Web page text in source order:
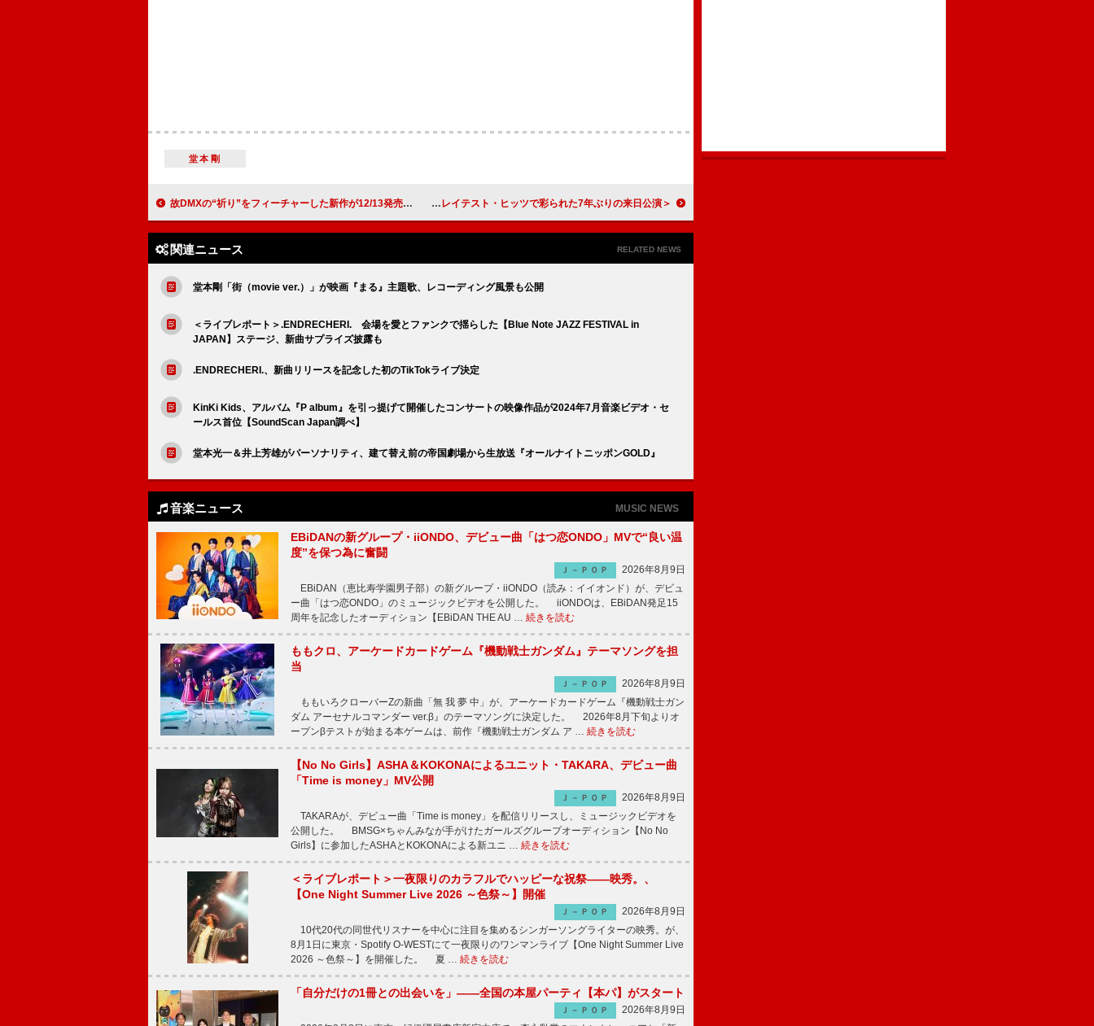
堂本剛
故DMXの“祈り”をフィーチャーした新作が12/13発売 キラー・マイク／スヌープ・ドッグらがゲスト参加 ＜ライブレポート＞ジャーニー、グレイテスト・ヒッツで彩られた7年ぶりの来日公演
関連ニュース RELATED NEWS
堂本剛「街（movie ver.）」が映画『まる』主題歌、レコーディング風景も公開
＜ライブレポート＞.ENDRECHERI. 会場を愛とファンクで揺らした【Blue Note JAZZ FESTIVAL in
JAPAN】ステージ、新曲サプライズ披露も
.ENDRECHERI.、新曲リリースを記念した初のTikTokライブ決定
KinKi Kids、アルバム『P album』を引っ提げて開催したコンサートの映像作品が2024年7月音楽ビデオ・セ
ールス首位【SoundScan Japan調べ】
堂本光一＆井上芳雄がパーソナリティ、建て替え前の帝国劇場から生放送『オールナイトニッポンGOLD』
音楽ニュース MUSIC NEWS
EBiDANの新グループ・iiONDO、デビュー曲「はつ恋ONDO」MVで“良い温
度”を保つ為に奮闘
Ｊ－ＰＯＰ
2026年8月9日
EBiDAN（恵比寿学園男子部）の新グループ・iiONDO（読み：イイオンド）が、デビュ
ー曲「はつ恋ONDO」のミュージックビデオを公開した。 iiONDOは、EBiDAN発足15
周年を記念したオーディション【EBiDAN THE AU … 続きを読む
ももクロ、アーケードカードゲーム『機動戦士ガンダム』テーマソングを担
当
Ｊ－ＰＯＰ
2026年8月9日
ももいろクローバーZの新曲「無 我 夢 中」が、アーケードカードゲーム『機動戦士ガン
ダム アーセナルコマンダー ver.β』のテーマソングに決定した。 2026年8月下旬よりオ
ープンβテストが始まる本ゲームは、前作『機動戦士ガンダム ア … 続きを読む
【No No Girls】ASHA＆KOKONAによるユニット・TAKARA、デビュー曲
「Time is money」MV公開
Ｊ－ＰＯＰ
2026年8月9日
TAKARAが、デビュー曲「Time is money」を配信リリースし、ミュージックビデオを
公開した。 BMSG×ちゃんみなが手がけたガールズグループオーディション【No No
Girls】に参加したASHAとKOKONAによる新ユニ … 続きを読む
＜ライブレポート＞一夜限りのカラフルでハッピーな祝祭――映秀。、
【One Night Summer Live 2026 ～色祭～】開催
Ｊ－ＰＯＰ
2026年8月9日
10代20代の同世代リスナーを中心に注目を集めるシンガーソングライターの映秀。が、
8月1日に東京・Spotify O-WESTにて一夜限りのワンマンライブ【One Night Summer Live
2026 ～色祭～】を開催した。 夏 … 続きを読む
「自分だけの1冊との出会いを」――全国の本屋パーティ【本パ】がスタート
Ｊ－ＰＯＰ
2026年8月9日